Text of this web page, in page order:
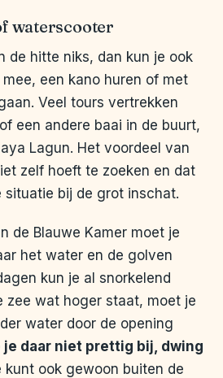
waterscooter
de hitte niks, dan kun je ook
een kano huren of met
Veel tours vertrekken
een andere baai in de buurt,
Lagun. Het voordeel van
zelf hoeft te zoeken en dat
situatie bij de grot inschat.
de Blauwe Kamer moet je
het water en de golven
kun je al snorkelend
zee wat hoger staat, moet je
water door de opening
je daar niet prettig bij, dwing
kunt ook gewoon buiten de